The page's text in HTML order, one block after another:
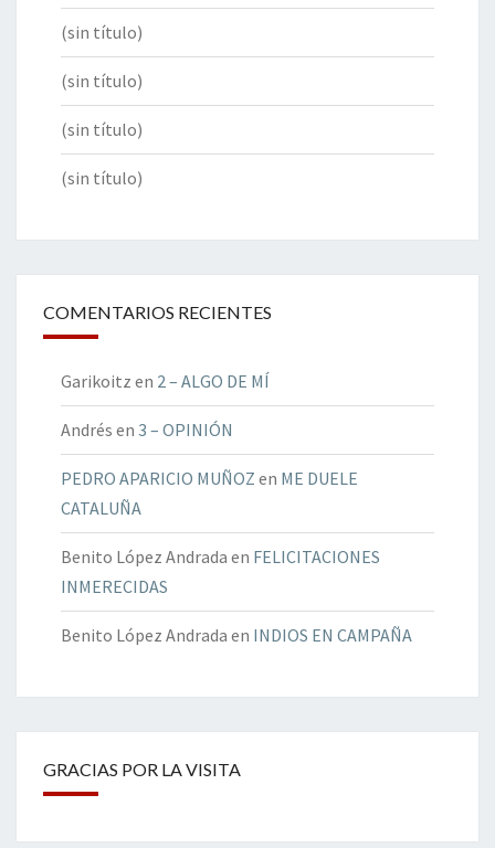
(sin título)
(sin título)
(sin título)
(sin título)
COMENTARIOS RECIENTES
Garikoitz en 2 – ALGO DE MÍ
Andrés en 3 – OPINIÓN
PEDRO APARICIO MUÑOZ en ME DUELE
CATALUÑA
Benito López Andrada en FELICITACIONES
INMERECIDAS
Benito López Andrada en INDIOS EN CAMPAÑA
GRACIAS POR LA VISITA